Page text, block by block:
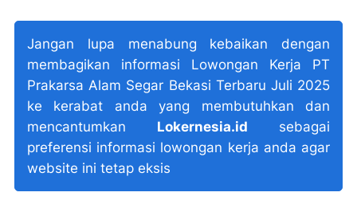
Jangan lupa menabung kebaikan dengan
membagikan informasi Lowongan Kerja PT
Prakarsa Alam Segar Bekasi Terbaru Juli 2025
ke kerabat anda yang membutuhkan dan
mencantumkan Lokernesia.id sebagai
preferensi informasi lowongan kerja anda agar
website ini tetap eksis